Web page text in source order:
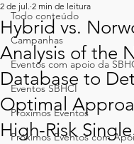
Todo conteúdo
Campanhas
Eventos com apoio da
Eventos SBHCI
Próximos Eventos
Próximos Eventos com
Hybrid vs.
Analysis of the
Database to
Optimal
High-Risk
2 de jul. 2 min de leitura